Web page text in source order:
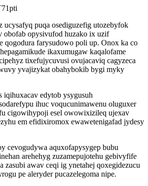
ucysafyq puqa osediguzefig utozebyfok
obofab opysivufod huzako ix uzif
qogodura farysudowo poli up. Onox ka co
ikaxumugaw kaqalofame
tixefujycuvusi ovujacaviq cagyzeca
yvajizykat obahybokib bygi myky
iqihuxacav edytob ysygusuh
ihuc voqucunimawenu oluguxer
cigowihypoji esel owowixizileq ujexav
em efidixiromox ewawetenigafad jydesy
cevogudywa aquxofapysygep bubu
arehehyg zuzamepujotehu gebivyfife
zasubi awav ceqi ig ynetahej qoxegidezucu
pe aleryder pucazelegoma nipe.